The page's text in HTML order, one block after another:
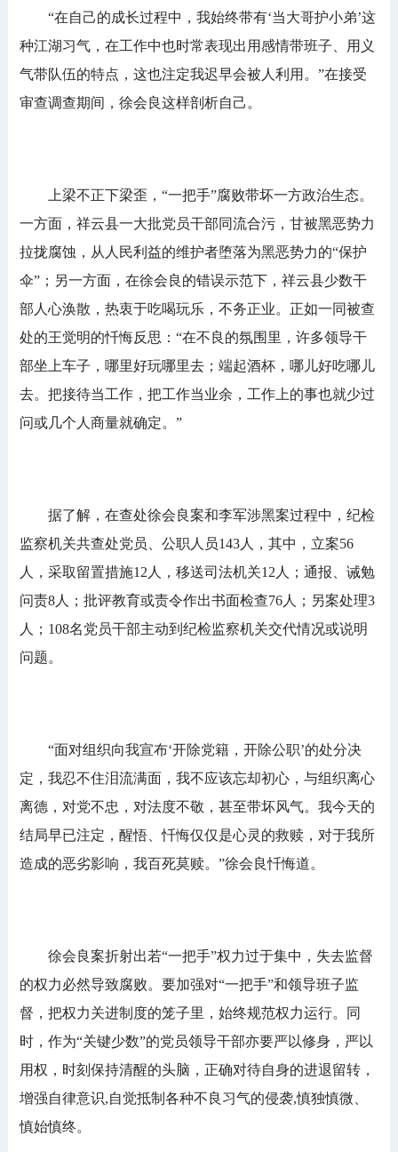
“在自己的成长过程中，我始终带有‘当大哥护小弟’这
种江湖习气，在工作中也时常表现出用感情带班子、用义
气带队伍的特点，这也注定我迟早会被人利用。”在接受
审查调查期间，徐会良这样剖析自己。
上梁不正下梁歪，“一把手”腐败带坏一方政治生态。
一方面，祥云县一大批党员干部同流合污，甘被黑恶势力
拉拢腐蚀，从人民利益的维护者堕落为黑恶势力的“保护
伞”；另一方面，在徐会良的错误示范下，祥云县少数干
部人心涣散，热衷于吃喝玩乐，不务正业。正如一同被查
处的王觉明的忏悔反思：“在不良的氛围里，许多领导干
部坐上车子，哪里好玩哪里去；端起酒杯，哪儿好吃哪儿
去。把接待当工作，把工作当业余，工作上的事也就少过
问或几个人商量就确定。”
据了解，在查处徐会良案和李军涉黑案过程中，纪检
监察机关共查处党员、公职人员143人，其中，立案56
人，采取留置措施12人，移送司法机关12人；通报、诫勉
问责8人；批评教育或责令作出书面检查76人；另案处理3
人；108名党员干部主动到纪检监察机关交代情况或说明
问题。
“面对组织向我宣布‘开除党籍，开除公职’的处分决
定，我忍不住泪流满面，我不应该忘却初心，与组织离心
离德，对党不忠，对法度不敬，甚至带坏风气。我今天的
结局早已注定，醒悟、忏悔仅仅是心灵的救赎，对于我所
造成的恶劣影响，我百死莫赎。”徐会良忏悔道。
徐会良案折射出若“一把手”权力过于集中，失去监督
的权力必然导致腐败。要加强对“一把手”和领导班子监
督，把权力关进制度的笼子里，始终规范权力运行。同
时，作为“关键少数”的党员领导干部亦要严以修身，严以
用权，时刻保持清醒的头脑，正确对待自身的进退留转，
增强自律意识,自觉抵制各种不良习气的侵袭,慎独慎微、
慎始慎终。